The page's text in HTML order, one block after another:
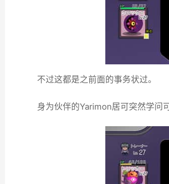
不过这都是之前面的事务状过。
身为伙伴的Yarimon居可突然学问